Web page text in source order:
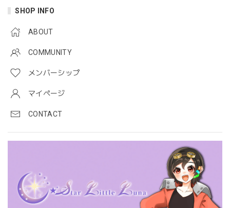
SHOP INFO
ABOUT
COMMUNITY
メンバーシップ
マイページ
CONTACT